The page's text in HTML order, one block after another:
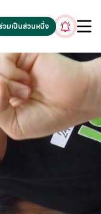
วมเป็นส่วนหนึ่ง